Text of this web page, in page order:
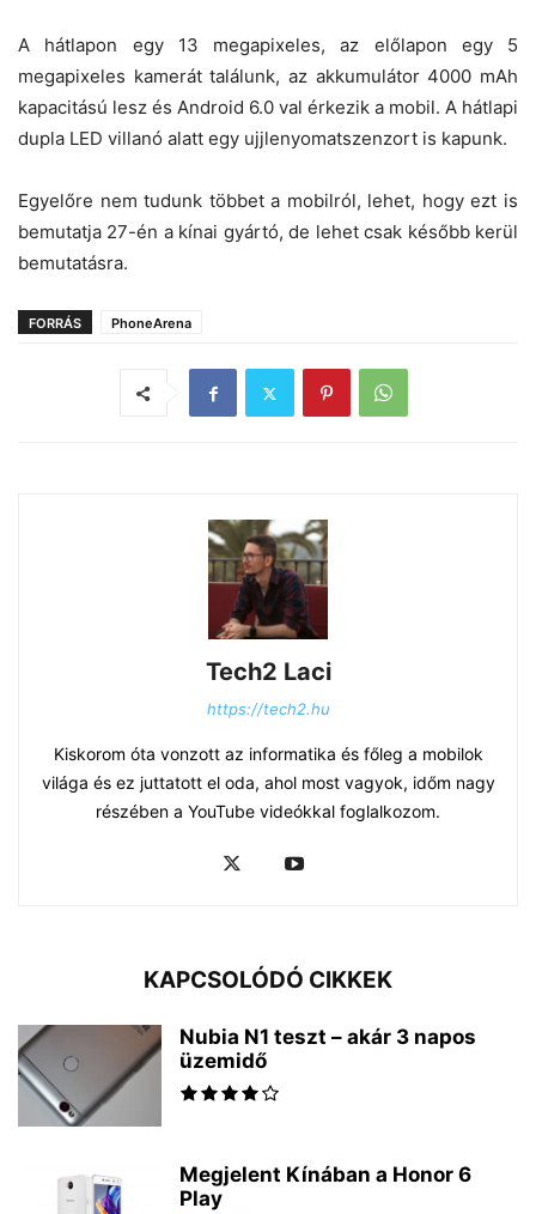
A hátlapon egy 13 megapixeles, az előlapon egy 5
megapixeles kamerát találunk, az akkumulátor 4000 mAh
kapacitású lesz és Android 6.0 val érkezik a mobil. A hátlapi
dupla LED villanó alatt egy ujjlenyomatszenzort is kapunk.
Egyelőre nem tudunk többet a mobilról, lehet, hogy ezt is
bemutatja 27-én a kínai gyártó, de lehet csak később kerül
bemutatásra.
FORRÁS PhoneArena
Tech2 Laci
https://tech2.hu
Kiskorom óta vonzott az informatika és főleg a mobilok
világa és ez juttatott el oda, ahol most vagyok, időm nagy
részében a YouTube videókkal foglalkozom.
KAPCSOLÓDÓ CIKKEK
Nubia N1 teszt – akár 3 napos
üzemidő
Megjelent Kínában a Honor 6
Play